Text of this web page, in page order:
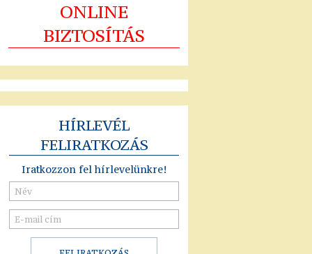
ONLINE
BIZTOSÍTÁS
HÍRLEVÉL
FELIRATKOZÁS
Iratkozzon fel hírlevelünkre!